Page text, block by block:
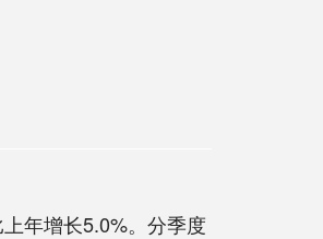
年增长5.0%。分季度